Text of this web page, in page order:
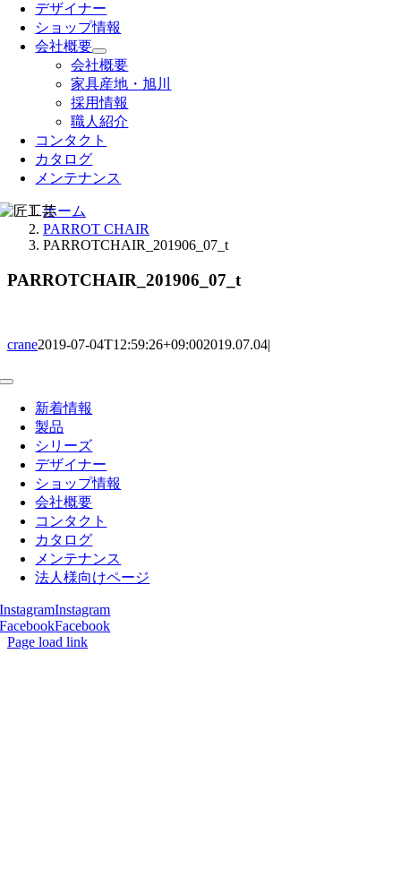
デザイナー
ショップ情報
会社概要
会社概要
家具産地・旭川
採用情報
職人紹介
コンタクト
カタログ
メンテナンス
ホーム
PARROT CHAIR
PARROTCHAIR_201906_07_t
PARROTCHAIR_201906_07_t
crane2019-07-04T12:59:26+09:002019.07.04|
Toggle
Navigation新着情報
製品
シリーズ
デザイナー
ショップ情報
会社概要
コンタクト
カタログ
メンテナンス
法人様向けページ
InstagramInstagram
FacebookFacebook
Page load link